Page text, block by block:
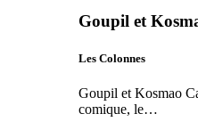
Goupil et
Les Colonnes
Goupil et Kosmao
comique, le…